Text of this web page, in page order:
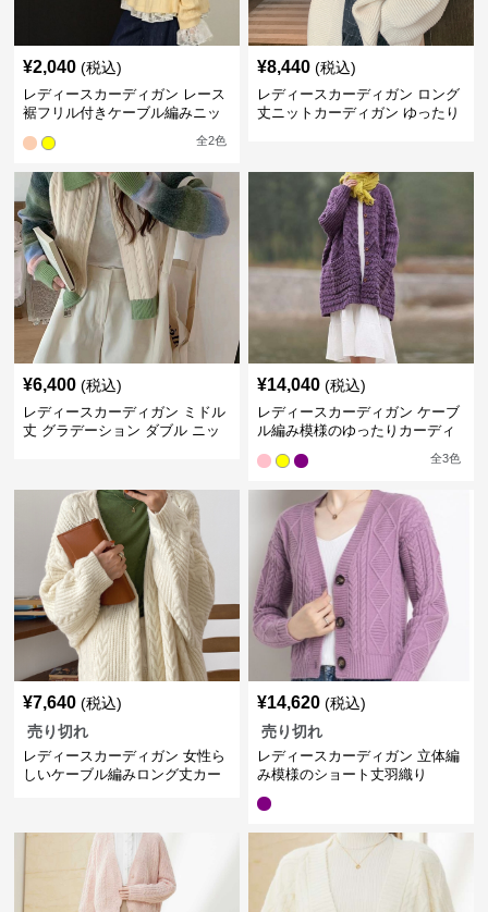
¥2,040 (税込)
レディースカーディガン レース
裾フリル付きケーブル編みニッ
全2色
¥8,440 (税込)
レディースカーディガン ロング
丈ニットカーディガン ゆったり
¥6,400 (税込)
レディースカーディガン ミドル
丈 グラデーション ダブル ニッ
¥14,040 (税込)
レディースカーディガン ケーブ
ル編み模様のゆったりカーディ
全3色
¥7,640 (税込)
売り切れ
レディースカーディガン 女性ら
しいケーブル編みロング丈カー
¥14,620 (税込)
売り切れ
レディースカーディガン 立体編
み模様のショート丈羽織り